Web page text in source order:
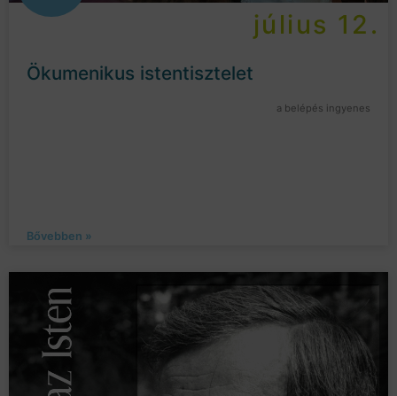
július 12.
Ökumenikus istentisztelet
a belépés ingyenes
Bővebben »